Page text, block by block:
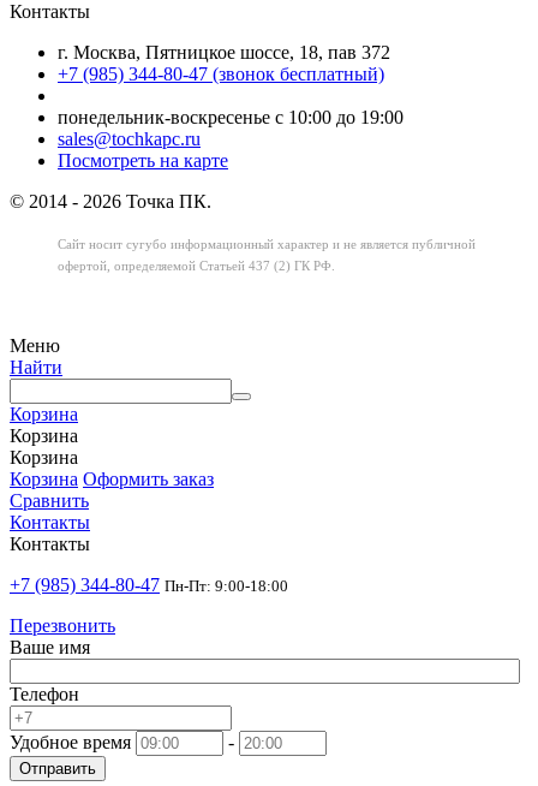
Контакты
г. Москва, Пятницкое шоссе, 18, пав 372
+7 (985) 344-80-47 (звонок бесплатный)
понедельник-воскресенье с 10:00 до 19:00
sales@tochkapc.ru
Посмотреть на карте
© 2014 - 2026 Точка ПК.
Сайт носит сугубо информационный характер и не является публичной
офертой, определяемой Статьей 437 (2) ГК РФ.
Меню
Найти
Корзина
Корзина
Корзина
Корзина Оформить заказ
Сравнить
Контакты
Контакты
+7 (985) 344-80-47 Пн-Пт: 9:00-18:00
Перезвонить
Ваше имя
Телефон
Удобное время -
Отправить